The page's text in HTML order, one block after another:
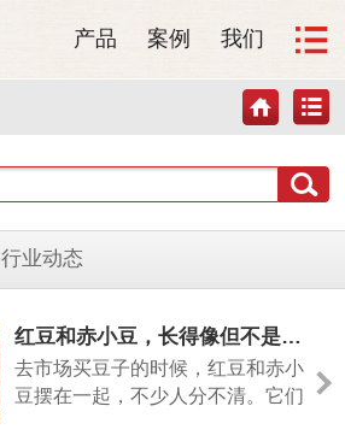
产品 案例 我们
行业动态
红豆和赤小豆，长得像但不是一回事
去市场买豆子的时候，红豆和赤小
豆摆在一起，不少人分不清。它们